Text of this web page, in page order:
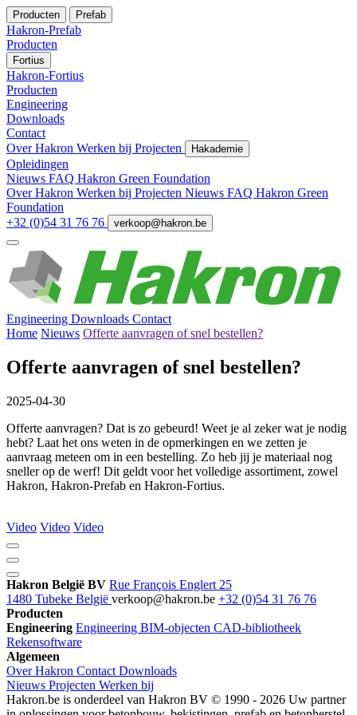
Producten Prefab
Hakron-Prefab
Producten
Fortius
Hakron-Fortius
Producten
Engineering
Downloads
Contact
Over Hakron Werken bij Projecten Hakademie
Opleidingen
Nieuws FAQ Hakron Green Foundation
Over Hakron Werken bij Projecten Nieuws FAQ Hakron Green
Foundation
+32 (0)54 31 76 76
verkoop@hakron.be
Engineering Downloads Contact
Home Nieuws Offerte aanvragen of snel bestellen?
Offerte aanvragen of snel bestellen?
2025-04-30
Offerte aanvragen? Dat is zo gebeurd! Weet je al zeker wat je nodig
hebt? Laat het ons weten in de opmerkingen en we zetten je
aanvraag meteen om in een bestelling. Zo heb jij je materiaal nog
sneller op de werf! Dit geldt voor het volledige assortiment, zowel
Hakron, Hakron-Prefab en Hakron-Fortius.
Video Video Video
Hakron België BV Rue François Englert 25
1480 Tubeke België verkoop@hakron.be +32 (0)54 31 76 76
Producten
Engineering Engineering BIM-objecten CAD-bibliotheek
Rekensoftware
Algemeen
Over Hakron Contact Downloads
Nieuws Projecten Werken bij
Hakron.be is onderdeel van Hakron BV © 1990 - 2026 Uw partner